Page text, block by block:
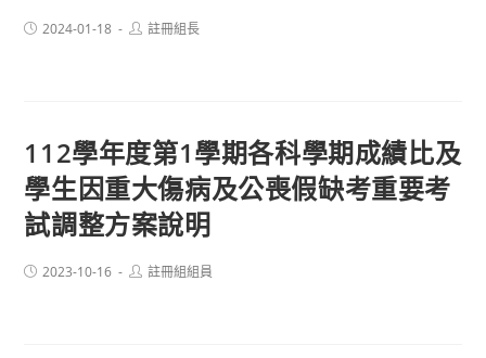
Post2024-01-18
Post註冊組長
112學年度第1學期各科學期成績比及
學生因重大傷病及公喪假缺考重要考
試調整方案說明
Post2023-10-16
Post註冊組組員